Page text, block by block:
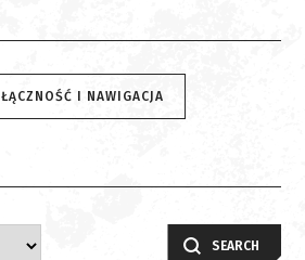
ŁĄCZNOŚĆ I NAWIGACJA
SEARCH